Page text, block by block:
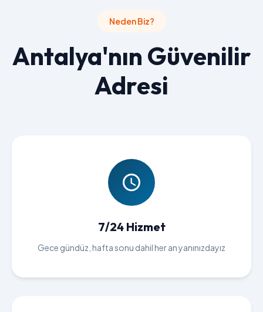
Neden Biz?
Antalya'nın Güvenilir
Adresi
7/24 Hizmet
Gece gündüz, hafta sonu dahil her an yanınızdayız